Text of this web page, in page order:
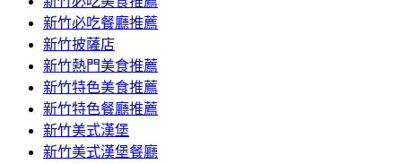
新竹必吃餐廳推薦
新竹披薩店
新竹熱門美食推薦
新竹特色美食推薦
新竹特色餐廳推薦
新竹美式漢堡
新竹美式漢堡餐廳